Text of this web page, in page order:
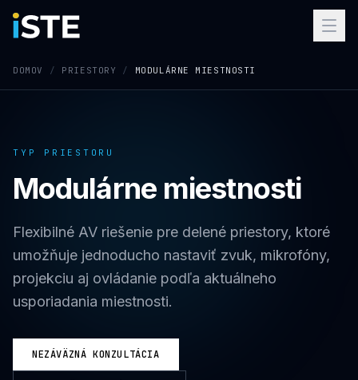
Preskočiť na obsah
DOMOV / PRIESTORY / MODULÁRNE MIESTNOSTI
TYP PRIESTORU
Modulárne miestnosti
Flexibilné AV riešenie pre delené priestory, ktoré
umožňuje jednoducho nastaviť zvuk, mikrofóny,
projekciu aj ovládanie podľa aktuálneho
usporiadania miestnosti.
NEZÁVÄZNÁ KONZULTÁCIA